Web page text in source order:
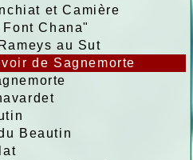
et Camière
Chana"
au Sut
de Sagnemorte
Beautin